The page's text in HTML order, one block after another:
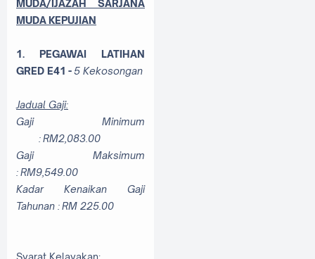
MUDA/IJAZAH SARJANA
MUDA KEPUJIAN
1. PEGAWAI LATIHAN
GRED E41 -5 Kekosongan
Jadual Gaji:
Gaji Minimum
: RM2,083.00
Gaji Maksimum
: RM9,549.00
Kadar Kenaikan Gaji
Tahunan : RM 225.00